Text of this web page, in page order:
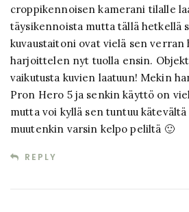
croppikennoisen kamerani tilalle
täysikennoista mutta tällä hetkellä
kuvaustaitoni ovat vielä sen verran
harjoittelen nyt tuolla ensin.
vaikutusta kuvien laatuun! Mekin
Pron Hero 5 ja senkin käyttö on
mutta voi kyllä sen tuntuu kätevältä
muutenkin varsin kelpo peliltä 🙂
REPLY